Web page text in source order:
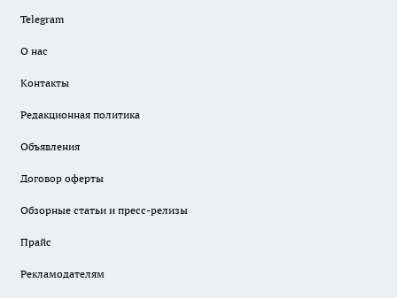
Telegram
О нас
Контакты
Редакционная политика
Объявления
Договор оферты
Обзорные статьи и пресс-релизы
Прайс
Рекламодателям